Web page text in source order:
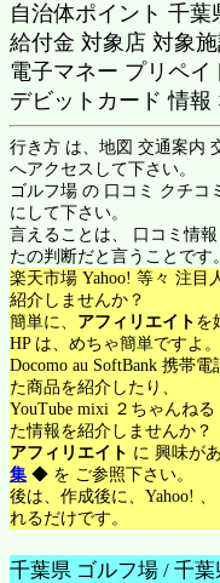
自治体ポイント 千
給付金 対象店 対象
電子マネー プリペ
デビットカード 情報
行き方 は、地図 交通案内
へアクセスして下さい。
ゴルフ場 の 口コミ クチコ
にして下さい。
言えることは、 口コミ情
たの判断だと言うことです。
楽天市場 Yahoo! 等々 注目
紹介しませんか？
簡単に、 アフィリエイト を
HP は、めちゃ簡単ですよ。
Docomo au SoftBank 携帯
た商品を紹介したり、
YouTube mixi ２ちゃんね
た情報を紹介しませんか？
アフィリエイト に 興味が
集 ◆ を ご参照下さい。
後は、作成後に、Yahoo!
れるだけです。
千葉県 ゴルフ場 / 千